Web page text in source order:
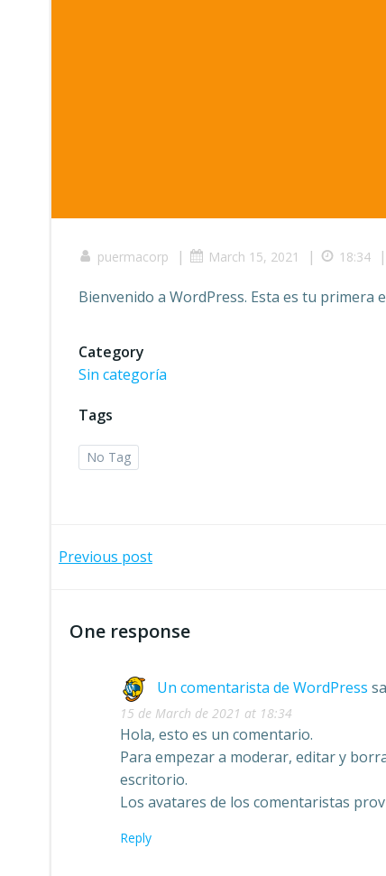
puermacorp | March 15, 2021 | 18:34 |
Bienvenido a WordPress. Esta es tu primera
Category
Sin categoría
Tags
No Tag
Post
Previous post
One response
Un comentarista de WordPress
15 de March de 2021 at 18:34
Hola, esto es un comentario.
Para empezar a moderar, editar y
escritorio.
Los avatares de los comentaristas
Reply